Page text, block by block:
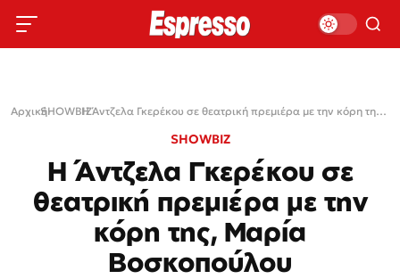
Αρχική›
SHOWBIZ› Η Άντζελα Γκερέκου σε θεατρική πρεμιέρα με την κόρη της, Μαρία Βοσκοπούλου
SHOWBIZ
Η Άντζελα Γκερέκου σε
θεατρική πρεμιέρα με την
κόρη της, Μαρία
Βοσκοπούλου